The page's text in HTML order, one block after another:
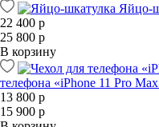
Яйцо-
22 400 р
25 800 р
В корзину
телефона «iPhone 11 Pro
13 800 р
15 900 р